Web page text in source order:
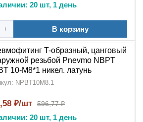
20 шт, 1 день
+ В корзину
T-образный, цанговый
резьбой Pnevmo NBPT
10-M8*1 никел. латунь
NPBT10M8.1
₽/шт 596,77 ₽
20 шт, 1 день